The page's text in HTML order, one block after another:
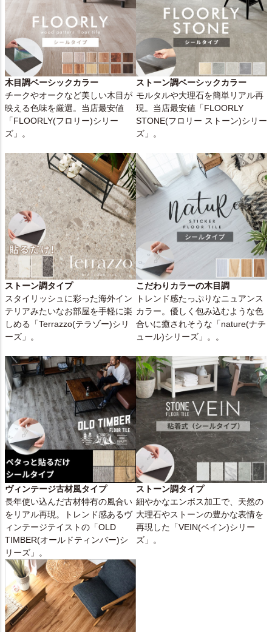
木目調ベーシックカラー
チークやオークなど美しい木目が
映える色味を厳選。当店最安値
「FLOORLY(フロリー)シリー
ズ」。
ストーン調ベーシックカラー
モルタルや大理石を簡単リアル再
現。当店最安値「FLOORLY
STONE(フロリー ストーン)シリー
ズ」。
ストーン調タイプ
スタイリッシュに彩った海外イン
テリアみたいなお部屋を手軽に楽
しめる「Terrazzo(テラゾー)シリ
ーズ」。
こだわりカラーの木目調
トレンド感たっぷりなニュアンス
カラー。優しく包み込むような色
合いに癒されそうな「nature(ナチ
ュール)シリーズ」。。
ヴィンテージ古材風タイプ
長年使い込んだ古材特有の風合い
をリアル再現。トレンド感あるヴ
ィンテージテイストの「OLD
TIMBER(オールドティンバー)シ
リーズ」。
ストーン調タイプ
細やかなエンボス加工で、天然の
大理石やストーンの豊かな表情を
再現した「VEIN(ベイン)シリー
ズ」。